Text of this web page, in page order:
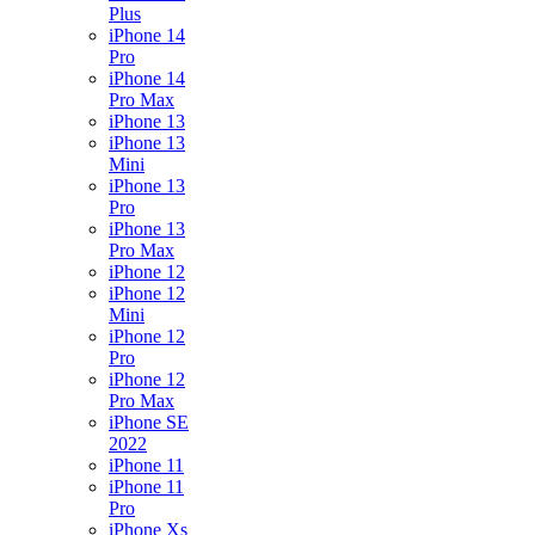
Plus
iPhone 14
Pro
iPhone 14
Pro Max
iPhone 13
iPhone 13
Mini
iPhone 13
Pro
iPhone 13
Pro Max
iPhone 12
iPhone 12
Mini
iPhone 12
Pro
iPhone 12
Pro Max
iPhone SE
2022
iPhone 11
iPhone 11
Pro
iPhone Xs